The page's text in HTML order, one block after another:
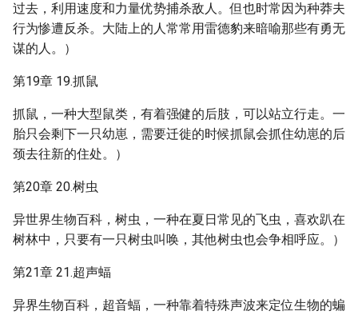
过去，利用速度和力量优势捕杀敌人。但也时常因为种莽夫
行为惨遭反杀。大陆上的人常常用雷德豹来暗喻那些有勇无
谋的人。）
第19章 19.抓鼠
抓鼠，一种大型鼠类，有着强健的后肢，可以站立行走。一
胎只会剩下一只幼崽，需要迁徙的时候抓鼠会抓住幼崽的后
颈去往新的住处。）
第20章 20.树虫
异世界生物百科，树虫，一种在夏日常见的飞虫，喜欢趴在
树林中，只要有一只树虫叫唤，其他树虫也会争相呼应。）
第21章 21.超声蝠
异界生物百科，超音蝠，一种靠着特殊声波来定位生物的蝙